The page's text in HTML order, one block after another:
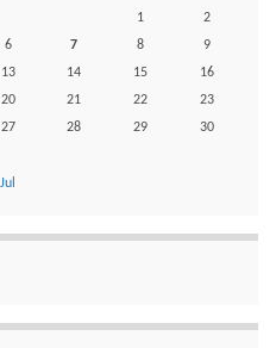
1
2
6 7 8
9
13 14 15
16
20 21 22
23
27 28 29
30